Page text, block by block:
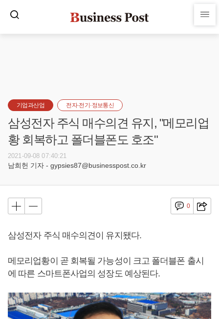
기업과산업 전자·전기·정보통신
삼성전자 주식 매수의견 유지, "메모리업
황 회복하고 폴더블폰도 호조"
2021-09-08 07:40:21
남희헌 기자 - gypsies87@businesspost.co.kr
0
삼성전자 주식 매수의견이 유지됐다.
메모리업황이 곧 회복될 가능성이 크고 폴더블폰 출시
에 따른 스마트폰사업의 성장도 예상된다.